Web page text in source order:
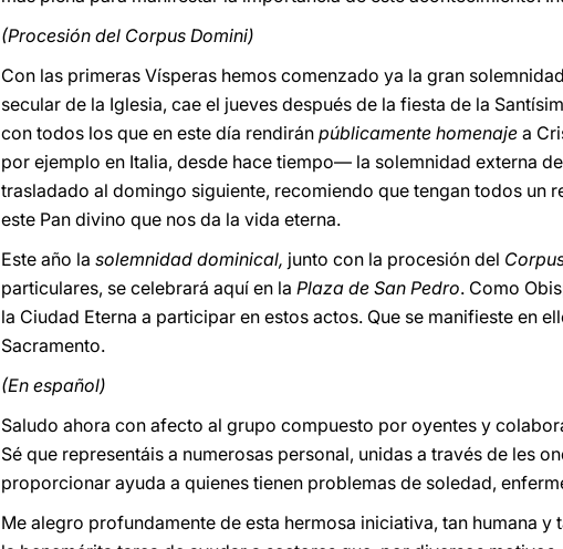
(Procesión del Corpus Domini)
Con las primeras Vísperas hemos comenzado ya la gran
secular de la Iglesia, cae el jueves después de la fiesta de la
con todos los que en este día rendirán públicamente homenaje a
por ejemplo en Italia, desde hace tiempo— la solemnidad externa
trasladado al domingo siguiente, recomiendo que tengan todos un
este Pan divino que nos da la vida eterna.
Este año la solemnidad dominical, junto con la procesión del
particulares, se celebrará aquí en la Plaza de San Pedro. Como
la Ciudad Eterna a participar en estos actos. Que se manifieste en
Sacramento.
(En español)
Saludo ahora con afecto al grupo compuesto por oyentes y
Sé que representáis a numerosas personal, unidas a través de les
proporcionar ayuda a quienes tienen problemas de soledad,
Me alegro profundamente de esta hermosa iniciativa, tan humana